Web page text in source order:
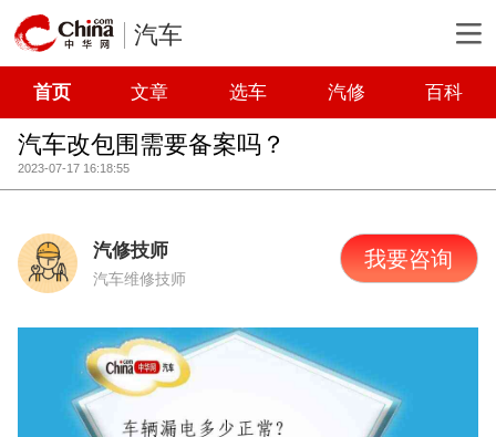
汽车
首页 文章 选车 汽修 百科
汽车改包围需要备案吗？
2023-07-17 16:18:55
汽修技师
汽车维修技师
我要咨询